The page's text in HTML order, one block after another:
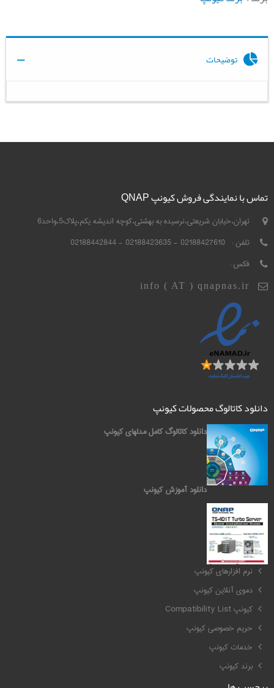
توضیحات
تماس با نمایندگی فروش کیونپ QNAP
تهران،خیابان شریعتی،نرسیده به بهشتی،کوچه اندیشه یکم،پلاک5،واحد6
تلفن : 02188427610 - 02188423635 - 02188442844
فکس :
info ( AT ) qnapnas.ir
دانلود کاتالوگ محصولات کیونپ
دانلود کاتالوگ کامل مدلهای کیونپ
دانلود آموزش کیونپ
کیونپ QNAP
نرم افزارهای کیونپ
دموی آنلاین کیونپ
کیونپ Compatibility List
حریم خصوصی کیونپ
خدمات کیونپ
برند کیونپ